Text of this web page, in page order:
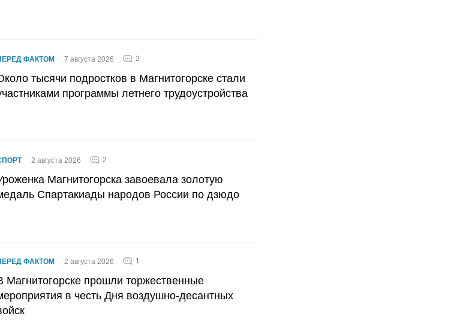
ФАКТОМ 7 августа 2026 2
тысячи подростков в Магнитогорске стали
программы летнего трудоустройства
2 августа 2026 2
Магнитогорска завоевала золотую
Спартакиады народов России по дзюдо
ФАКТОМ 2 августа 2026 1
Магнитогорске прошли торжественные
в честь Дня воздушно-десантных